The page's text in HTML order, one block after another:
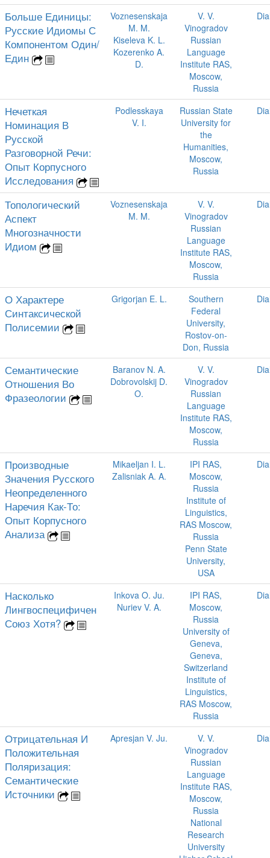
Больше Единицы:
Русские Идиомы С
Компонентом Один/
Един
Voznesenskaja
M. M.
Kiseleva K. L.
Kozerenko A.
D.
V. V.
Vinogradov
Russian
Language
Institute RAS,
Moscow,
Russia
Нечеткая
Номинация В
Русской
Разговорной Речи:
Опыт Корпусного
Исследования
Podlesskaya
V. I.
Russian State
University for
the
Humanities,
Moscow,
Russia
Топологический
Аспект
Многозначности
Идиом
Voznesenskaja
M. M.
V. V.
Vinogradov
Russian
Language
Institute RAS,
Moscow,
Russia
О Характере
Синтаксической
Полисемии
Grigorjan E. L.
Southern
Federal
University,
Rostov-on-
Don, Russia
Семантические
Отношения Во
Фразеологии
Baranov N. A.
Dobrovolskij D.
O.
V. V.
Vinogradov
Russian
Language
Institute RAS,
Moscow,
Russia
Производные
Значения Русского
Неопределенного
Наречия Как-То:
Опыт Корпусного
Анализа
Mikaeljan I. L.
Zalisniak A. A.
IPI RAS,
Moscow,
Russia
Institute of
Linguistics,
RAS Moscow,
Russia
Penn State
University,
USA
Насколько
Лингвоспецифичен
Союз Хотя?
Inkova O. Ju.
Nuriev V. A.
IPI RAS,
Moscow,
Russia
University of
Geneva,
Geneva,
Switzerland
Institute of
Linguistics,
RAS Moscow,
Russia
Отрицательная И
Положительная
Поляризация:
Семантические
Источники
Apresjan V. Ju.
V. V.
Vinogradov
Russian
Language
Institute RAS,
Moscow,
Russia
National
Research
University